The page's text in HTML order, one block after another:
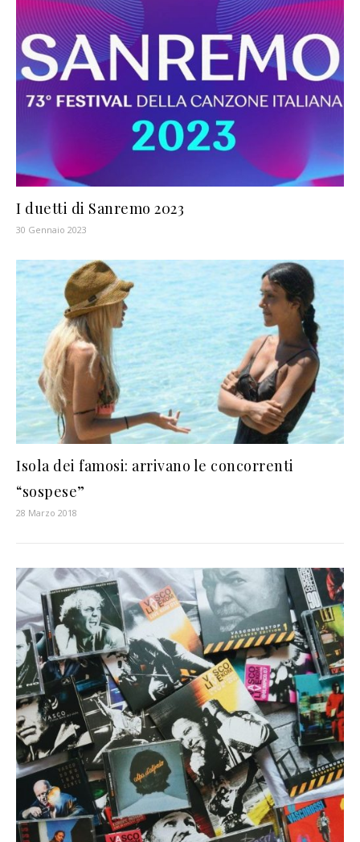
I duetti di Sanremo 2023
30 Gennaio 2023
Isola dei famosi: arrivano le concorrenti
“sospese”
28 Marzo 2018